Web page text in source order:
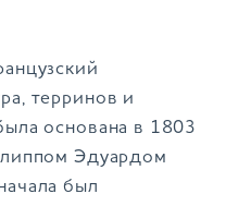
терринов и
основана в 1803
Эдуардом
был